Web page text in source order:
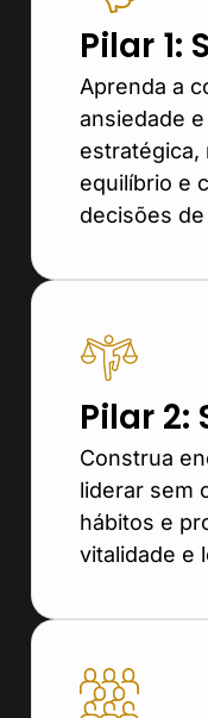
Pilar 1:
Aprenda a
ansiedade
estratégica,
equilíbrio e
decisões
Pilar 2:
Construa
liderar sem
hábitos e
vitalidade e